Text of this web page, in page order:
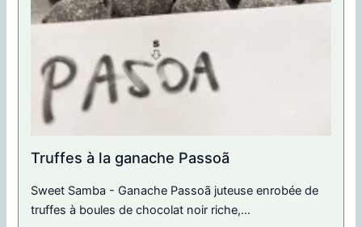
Truffes à la ganache Passoã
Sweet Samba - Ganache Passoã juteuse enrobée de
truffes à boules de chocolat noir riche,...